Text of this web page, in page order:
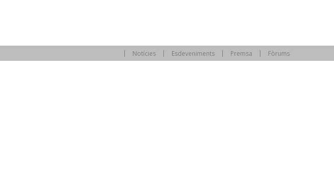
Notícies Esdeveniments Premsa Fòrums